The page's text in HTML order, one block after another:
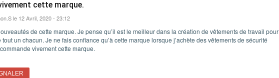
cette marque.
le 12 Avril, 2020 - 23:12
de cette marque. Je pense qu’il est le meilleur dans la création de vêtements de travail pour
un chacun. Je ne fais confiance qu’à cette marque lorsque j’achète des vêtements de sécurité
vivement cette marque.